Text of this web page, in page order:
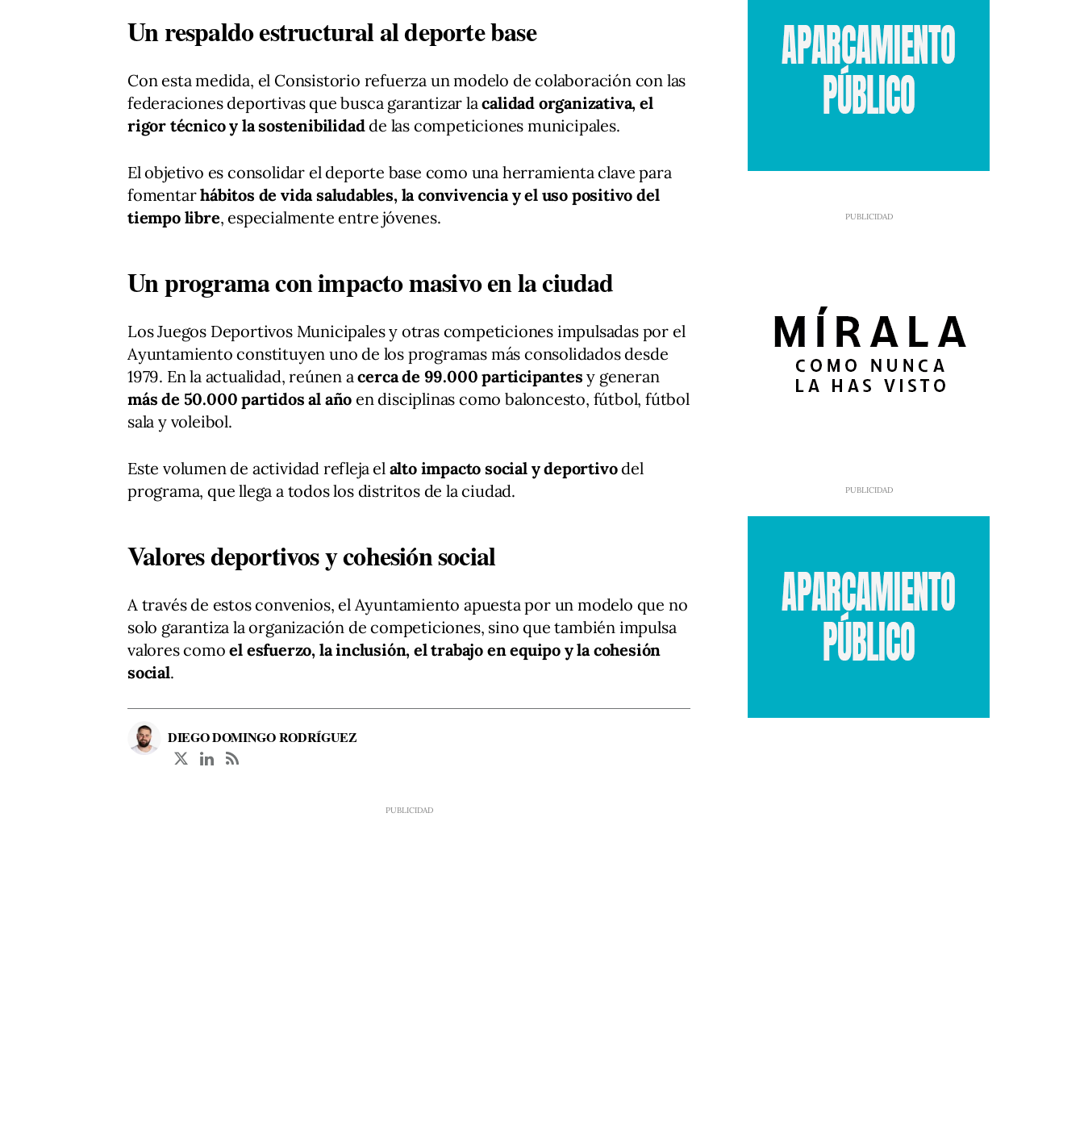
Un respaldo estructural al deporte base
Con esta medida, el Consistorio refuerza un modelo de colaboración con las
federaciones deportivas que busca garantizar lacalidad organizativa, el
rigor técnico y la sostenibilidadde las competiciones municipales.
El objetivo es consolidar el deporte base como una herramienta clave para
fomentarhábitos de vida saludables, la convivencia y el uso positivo del
tiempo libre, especialmente entre jóvenes.
Un programa con impacto masivo en la ciudad
Los Juegos Deportivos Municipales y otras competiciones impulsadas por el
Ayuntamiento constituyen uno de los programas más consolidados desde
1979. En la actualidad, reúnen acerca de 99.000 participantes y generan
más de 50.000 partidos al año en disciplinas como baloncesto, fútbol, fútbol
sala y voleibol.
Este volumen de actividad refleja el alto impacto social y deportivodel
programa, que llega a todos los distritos de la ciudad.
Valores deportivos y cohesión social
A través de estos convenios, el Ayuntamiento apuesta por un modelo que no
solo garantiza la organización de competiciones, sino que también impulsa
valores comoel esfuerzo, la inclusión, el trabajo en equipo y la cohesión
social.
DIEGO DOMINGO RODRÍGUEZ